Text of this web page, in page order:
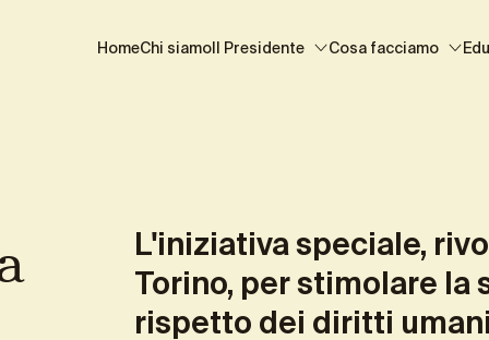
HomeChi siamo Il Presidente Cosa facciamo
L'iniziativa speciale,
Torino, per stimolare la
rispetto dei diritti